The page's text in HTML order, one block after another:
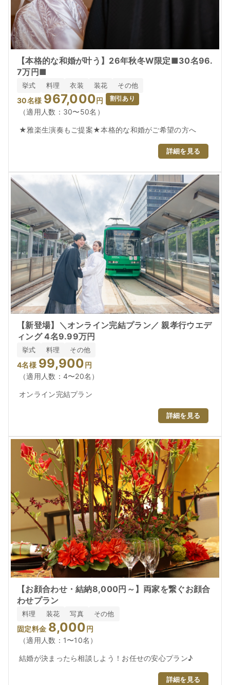
【本格的な和婚が叶う】26年秋冬W限定■30名96.
7万円■
挙式 料理 衣装 装花 その他
30名様 967,000円 割引あり
（適用人数：30〜50名）
★雅楽生演奏もご提案★本格的な和婚がご希望の方へ
詳細を見る
【新登場】＼オンライン完結プラン／ 親孝行ウエデ
ィング 4名9.99万円
挙式 料理 その他
4名様 99,900円
（適用人数：4〜20名）
オンライン完結プラン
詳細を見る
【お顔合わせ・結納8,000円～】両家を繋ぐお顔合
わせプラン
料理 装花 写真 その他
固定料金 8,000円
（適用人数：1〜10名）
結婚が決まったら相談しよう！お任せの安心プラン♪
詳細を見る